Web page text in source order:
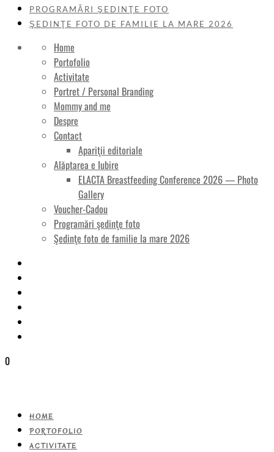
PROGRAMĂRI ŞEDINŢE FOTO
ŞEDINŢE FOTO DE FAMILIE LA MARE 2026
Home
Portofolio
Activitate
Portret / Personal Branding
Mommy and me
Despre
Contact
Apariţii editoriale
Alăptarea e Iubire
ELACTA Breastfeeding Conference 2026 — Photo
Gallery
Voucher-Cadou
Programări şedinţe foto
Şedinţe foto de familie la mare 2026
0
HOME
PORTOFOLIO
ACTIVITATE